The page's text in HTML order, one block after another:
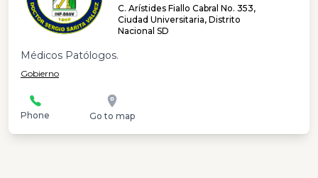
C. Arístides Fiallo Cabral No. 353,
Ciudad Universitaria, Distrito
Nacional SD
Médicos Patólogos.
Gobierno
Phone Go to map